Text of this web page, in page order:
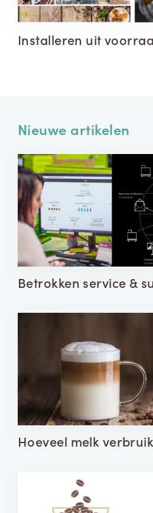
Installeren uit
Nieuwe artikelen
Betrokken service &
Hoeveel melk